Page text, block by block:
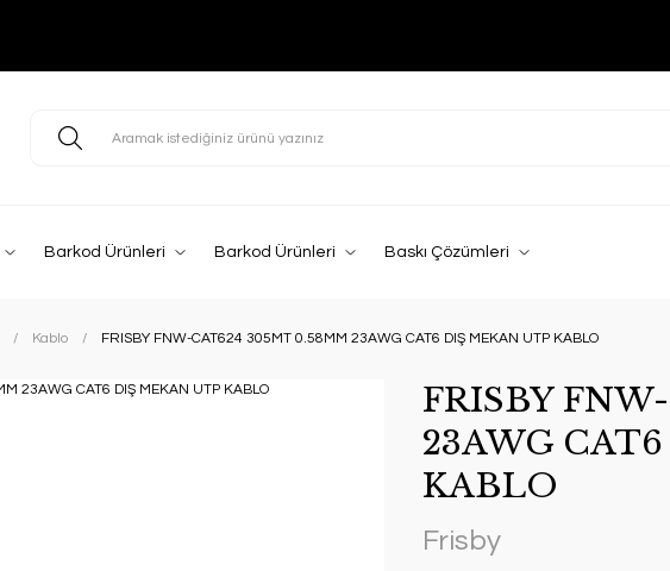
Barkod Ürünleri Barkod Ürünleri Baskı Çözümleri
Kablo FRISBY FNW-CAT624 305MT 0.58MM 23AWG CAT6 DIŞ MEKAN UTP KABLO
FRISBY
23AWG
KABLO
Frisby